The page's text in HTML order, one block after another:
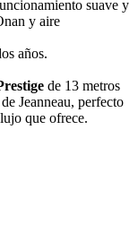
suave y
y aire
años.
de 13 metros
Jeanneau, perfecto
que ofrece.